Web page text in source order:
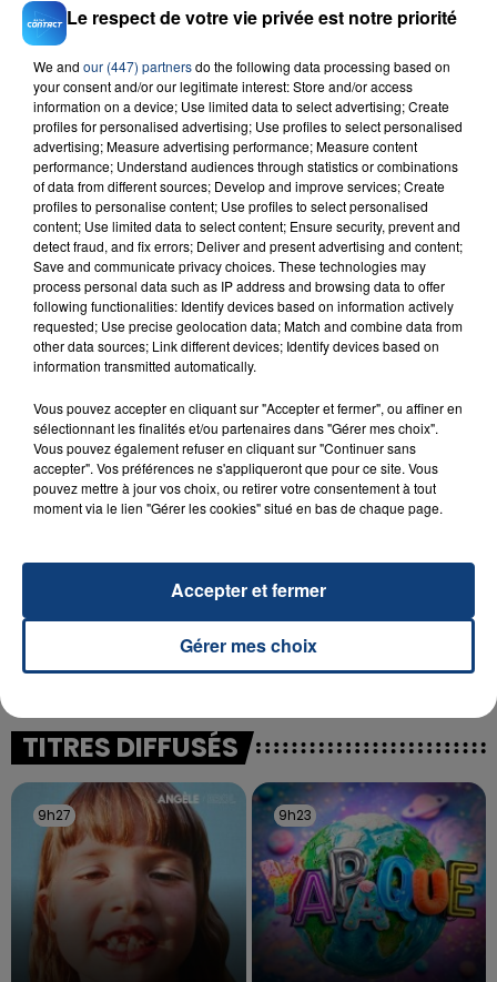
FIL D'ACTU
23 juillet 2026
INCENDIE MORTEL À LENS : UNE FEMME ET
SON BÉBÉ ENTRE LA VIE ET LA...
Un homme s'est immolé par le feu après avoir
aspergé sa compagne et leur bébé de trois mois
d'un liquide inflammable.
UNE ADOLESCENTE DEVANT SE FAIRE
OPÉRER DE LA CHEVILLE RESSORT DE LA...
La famille a porté plainte contre la clinique qui a
excuses.
TITRES DIFFUSÉS
9h27
9h27 9h23
9h23
Le respect de votre vie privée est notre priorité
We and our (447) partnersdo the following data processing based on
your consent and/or our legitimate interest: Store and/or access
information on a device; Use limited data to select advertising; Create
profiles for personalised advertising; Use profiles to select personalised
advertising; Measure advertising performance; Measure content
performance; Understand audiences through statistics or combinations
of data from different sources; Develop and improve services; Create
profiles to personalise content; Use profiles to select personalised
content; Use limited data to select content; Ensure security, prevent and
detect fraud, and fix errors; Deliver and present advertising and content;
Save and communicate privacy choices. These technologies may
process personal data such as IP address and browsing data to offer
following functionalities: Identify devices based on information actively
requested; Use precise geolocation data; Match and combine data from
other data sources; Link different devices; Identify devices based on
information transmitted automatically.
Vous pouvez accepter en cliquant sur "Accepter et fermer", ou affiner en
sélectionnant les finalités et/ou partenaires dans "Gérer mes choix".
Vous pouvez également refuser en cliquant sur "Continuer sans
accepter". Vos préférences ne s'appliqueront que pour ce site. Vous
pouvez mettre à jour vos choix, ou retirer votre consentement à tout
moment via le lien "Gérer les cookies" situé en bas de chaque page.
Gérer mes choix
Accepter et fermer